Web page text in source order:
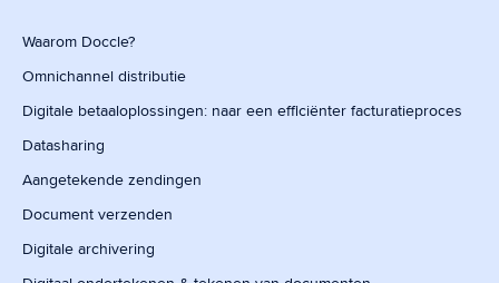
Waarom Doccle?
Omnichannel distributie
Digitale betaaloplossingen: naar een efficiënter facturatieproces
Datasharing
Aangetekende zendingen
Document verzenden
Digitale archivering